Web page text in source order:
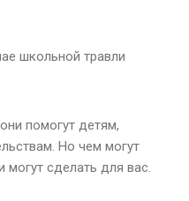
школьной травли
помогут детям,
Но чем могут
сделать для вас.